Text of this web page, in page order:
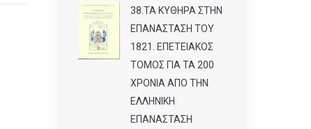
38.ΤΑ ΚΥΘΗΡΑ ΣΤΗΝ
ΕΠΑΝΑΣΤΑΣΗ ΤΟΥ
1821. ΕΠΕΤΕΙΑΚΟΣ
ΤΟΜΟΣ ΓΙΑ ΤΑ 200
ΧΡΟΝΙΑ ΑΠΟ ΤΗΝ
ΕΛΛΗΝΙΚΗ
ΕΠΑΝΑΣΤΑΣΗ